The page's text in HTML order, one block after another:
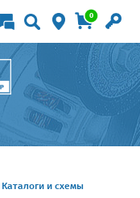
0
Каталоги и схемы